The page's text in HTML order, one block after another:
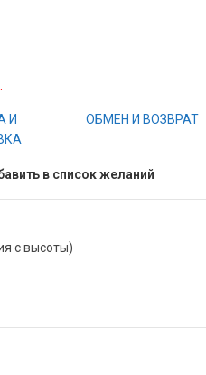
И
ОБМЕН И ВОЗВРАТ
в список желаний
с высоты)